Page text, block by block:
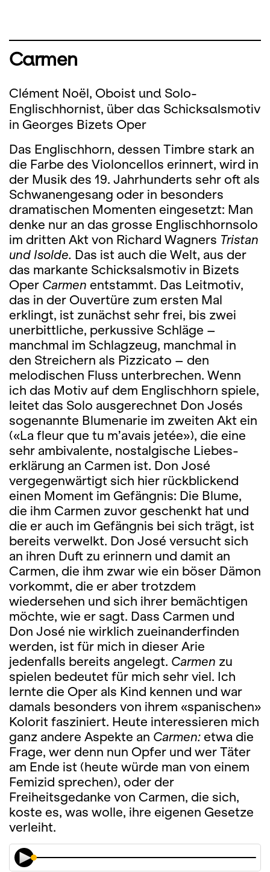
Carmen
Clément Noël, Oboist und Solo-
Englischhornist, über das Schicksalsmotiv
in Georges Bizets Oper
Das Englischhorn, dessen Timbre stark an
die Farbe des Violoncellos erinnert, wird in
der Musik des 19. Jahrhunderts sehr oft als
Schwanengesang oder in besonders
dramatischen Momenten eingesetzt: Man
denke nur an das grosse Englischhornsolo
im dritten Akt von Richard Wagners Tristan
und Isolde. Das ist auch die Welt, aus der
das markante Schicksalsmotiv in Bizets
Oper Carmen entstammt. Das Leitmotiv,
das in der Ouvertüre zum ersten Mal
erklingt, ist zunächst sehr frei, bis zwei
unerbittliche, perkussive Schläge –
manchmal im Schlagzeug, manchmal in
den Streichern als Pizzicato – den
melodischen Fluss unterbrechen. Wenn
ich das Motiv auf dem Englischhorn spiele,
leitet das Solo ausgerechnet Don Josés
sogenannte Blumenarie im zweiten Akt ein
(«La fleur que tu m’avais jetée»), die eine
sehr ambivalente, nostalgische Liebes­
erklärung an Carmen ist. Don José
vergegenwärtigt sich hier rückblickend
einen Moment im Gefängnis: Die Blume,
die ihm Carmen zuvor geschenkt hat und
die er auch im Gefängnis bei sich trägt, ist
bereits verwelkt. Don José versucht sich
an ihren Duft zu erinnern und damit an
Carmen, die ihm zwar wie ein böser Dämon
vorkommt, die er aber trotzdem
wiedersehen und sich ihrer bemächtigen
möchte, wie er sagt. Dass Carmen und
Don José nie wirklich zueinanderfinden
werden, ist für mich in dieser Arie
jedenfalls bereits angelegt. Carmen zu
spielen bedeutet für mich sehr viel. Ich
lernte die Oper als Kind kennen und war
damals besonders von ihrem «spanischen»
Kolorit fasziniert. Heute interessieren mich
ganz andere Aspekte an Carmen: etwa die
Frage, wer denn nun Opfer und wer Täter
am Ende ist (heute würde man von einem
Femizid sprechen), oder der
Freiheitsgedanke von Carmen, die sich,
koste es, was wolle, ihre eigenen Gesetze
verleiht.